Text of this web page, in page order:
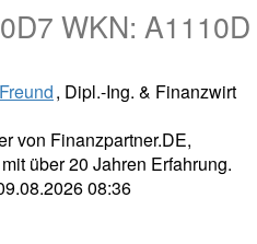
WKN: A1110D
, Dipl.-Ing. & Finanzwirt
von Finanzpartner.DE,
über 20 Jahren Erfahrung.
08:36